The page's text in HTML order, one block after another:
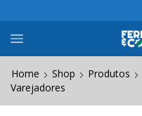
Home Shop Produtos
Varejadores